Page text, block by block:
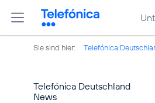
Sie sind hier: Telefónica
Telefónica Deutschland
News